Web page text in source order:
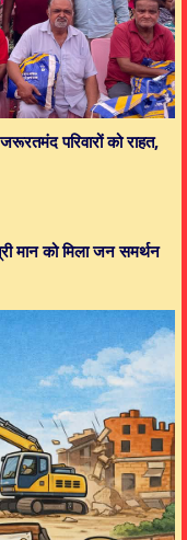
परिवारों को राहत,
मान को मिला जन समर्थन